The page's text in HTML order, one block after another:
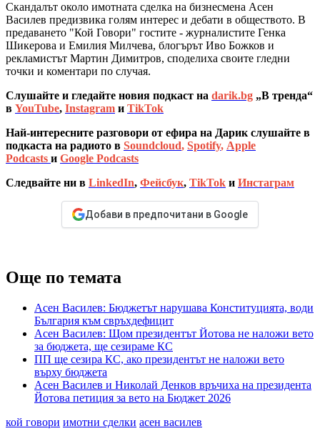
Скандалът около имотната сделка на бизнесмена Асен
Василев предизвика голям интерес и дебати в обществото. В
предаването "Кой Говори" гостите - журналистите Генка
Шикерова и Емилия Милчева, блогърът Иво Божков и
рекламистът Мартин Димитров, споделиха своите гледни
точки и коментари по случая.
Слушайте и гледайте новия подкаст на darik.bg „В тренда“
в YouTube, Instagram и TikTok
Най-интересните разговори от ефира на Дарик слушайте в
подкаста на радиото в Soundcloud, Spotify, Apple
Podcasts и Google Podcasts
Следвайте ни в LinkedIn, Фейсбук, TikTok и Инстаграм
Добави в предпочитани в Google
Още по темата
Асен Василев: Бюджетът нарушава Конституцията, води
България към свръхдефицит
Асен Василев: Щом президентът Йотова не наложи вето
за бюджета, ще сезираме КС
ПП ще сезира КС, ако президентът не наложи вето
върху бюджета
Асен Василев и Николай Денков връчиха на президента
Йотова петиция за вето на Бюджет 2026
кой говори имотни сделки асен василев